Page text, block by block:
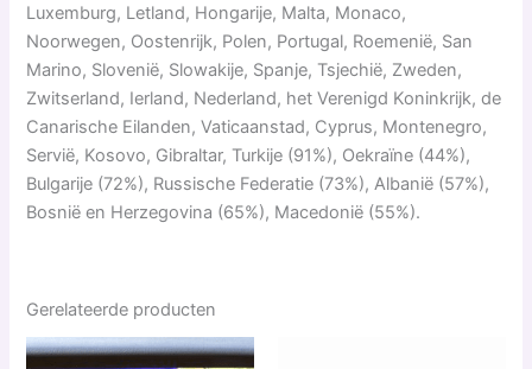
Luxemburg, Letland, Hongarije, Malta, Monaco,
Noorwegen, Oostenrijk, Polen, Portugal, Roemenië, San
Marino, Slovenië, Slowakije, Spanje, Tsjechië, Zweden,
Zwitserland, Ierland, Nederland, het Verenigd Koninkrijk, de
Canarische Eilanden, Vaticaanstad, Cyprus, Montenegro,
Servië, Kosovo, Gibraltar, Turkije (91%), Oekraïne (44%),
Bulgarije (72%), Russische Federatie (73%), Albanië (57%),
Bosnië en Herzegovina (65%), Macedonië (55%).
Gerelateerde producten
Prijsklasse:
€ 59,99
Dit